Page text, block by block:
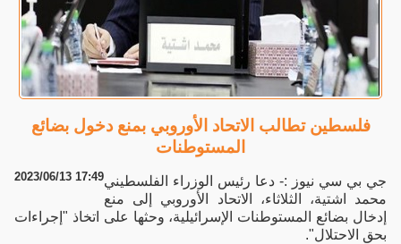
فلسطين تطالب الاتحاد الأوروبي بمنع دخول بضائع
المستوطنات
2023/06/13 17:49جي بي سي نيوز :- دعا رئيس الوزراء الفلسطيني
محمد اشتية، الثلاثاء، الاتحاد الأوروبي إلى منع
إدخال بضائع المستوطنات الإسرائيلية، وحثها على اتخاذ "إجراءات
بحق الاحتلال".